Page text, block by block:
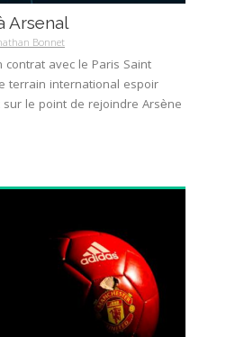
Arsenal
Bonnet
avec le Paris Saint
terrain international espoir
le point de rejoindre Arsène